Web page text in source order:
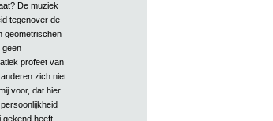
De muziek
tegenover de
geometrischen
geen
profeet van
zich niet
voor, dat hier
heeft,